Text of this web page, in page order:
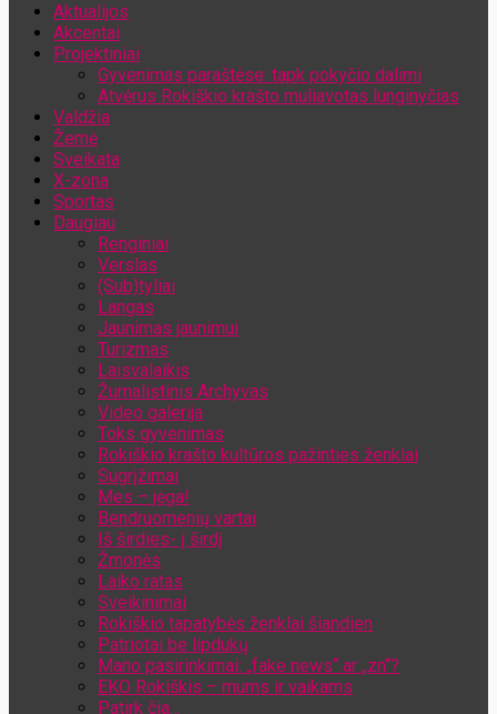
Aktualijos
Akcentai
Projektiniai
Gyvenimas paraštėse: tapk pokyčio dalimi
Atvėrus Rokiškio krašto muliavotas lunginyčias
Valdžia
Žemė
Sveikata
X-zona
Sportas
Daugiau
Renginiai
Verslas
(Sub)tyliai
Langas
Jaunimas jaunimui
Turizmas
Laisvalaikis
Žurnalistinis Archyvas
Video galerija
Toks gyvenimas
Rokiškio krašto kultūros pažinties ženklai
Sugrįžimai
Mes – jėga!
Bendruomenių vartai
Iš širdies- į širdį
Žmonės
Laiko ratas
Sveikinimai
Rokiškio tapatybės ženklai šiandien
Patriotai be lipdukų
Mano pasirinkimai: „fake news“ ar „zn“?
EKO Rokiškis – mums ir vaikams
Patirk čia…